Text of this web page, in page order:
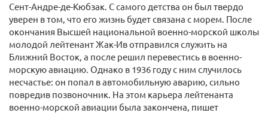
Сент-Андре-де-Кюбзак. С самого детства он был твердо
уверен в том, что его жизнь будет связана с морем. После
окончания Высшей национальной военно-морской школы
молодой лейтенант Жак-Ив отправился служить на
Ближний Восток, а после решил перевестись в военно-
морскую авиацию. Однако в 1936 году с ним случилось
несчастье: он попал в автомобильную аварию, сильно
повредив позвоночник. На этом карьера лейтенанта
военно-морской авиации была закончена, пишет